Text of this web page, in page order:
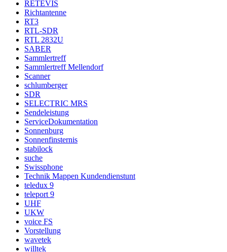
RETEVIS
Richtantenne
RT3
RTL-SDR
RTL 2832U
SABER
Sammlertreff
Sammlertreff Mellendorf
Scanner
schlumberger
SDR
SELECTRIC MRS
Sendeleistung
ServiceDokumentation
Sonnenburg
Sonnenfinsternis
stabilock
suche
Swissphone
Technik Mappen Kundendienstunt
teledux 9
teleport 9
UHF
UKW
voice FS
Vorstellung
wavetek
willtek